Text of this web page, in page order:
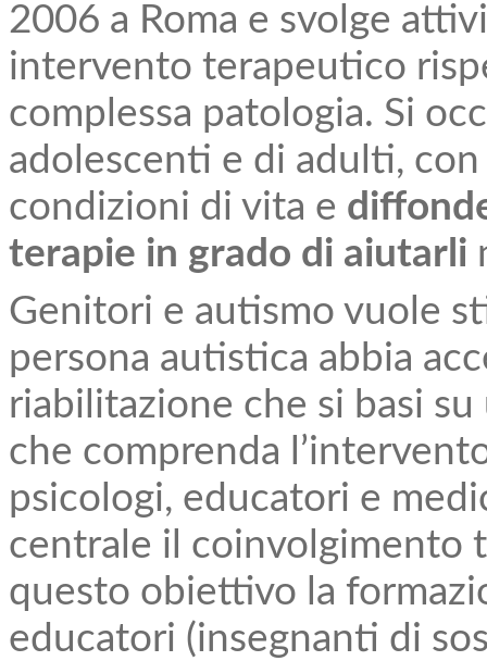
2006 a Roma e svolge
intervento terapeutico
complessa patologia. Si
adolescenti e di adulti,
condizioni di vita e
terapie in grado di aiutarli
Genitori e autismo vuole
persona autistica abbia
riabilitazione che si basi
che comprenda
psicologi, educatori e
centrale il coinvolgimento
questo obiettivo la
educatori (insegnanti di